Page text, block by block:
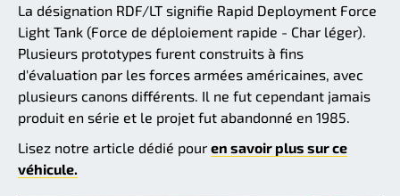
La désignation RDF/LT signifie Rapid Deployment Force
Light Tank (Force de déploiement rapide - Char léger).
Plusieurs prototypes furent construits à fins
d'évaluation par les forces armées américaines, avec
plusieurs canons différents. Il ne fut cependant jamais
produit en série et le projet fut abandonné en 1985.
Lisez notre article dédié pour en savoir plus sur ce
véhicule.